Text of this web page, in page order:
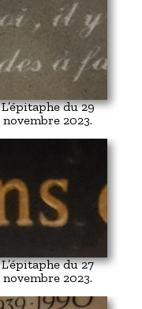
L’épitaphe du 29
novembre 2023.
L’épitaphe du 27
novembre 2023.